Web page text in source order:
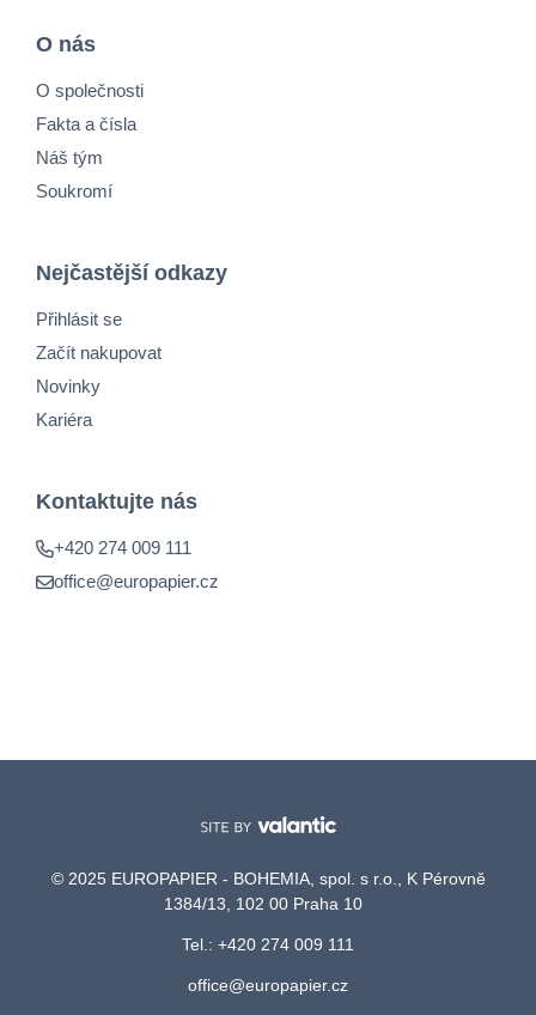
O nás
O společnosti
Fakta a čísla
Náš tým
Soukromí
Nejčastější odkazy
Přihlásit se
Začít nakupovat
Novinky
Kariéra
Kontaktujte nás
+420 274 009 111
office@europapier.cz
© 2025 EUROPAPIER - BOHEMIA, spol. s r.o., K Pérovně
1384/13, 102 00 Praha 10
Tel.: +420 274 009 111
office@europapier.cz